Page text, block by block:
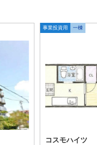
事業投資用 一棟
コスモハイツ